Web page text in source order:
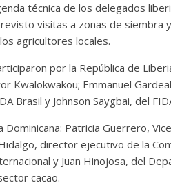
técnica de los delegados
visitas a zonas de siembra
agricultores locales.
por la República de
Kwalokwakou; Emmanuel
Brasil y Johnson Saygbai, del
Dominicana: Patricia Guerrero,
director ejecutivo de la
y Juan Hinojosa, del
cacao.